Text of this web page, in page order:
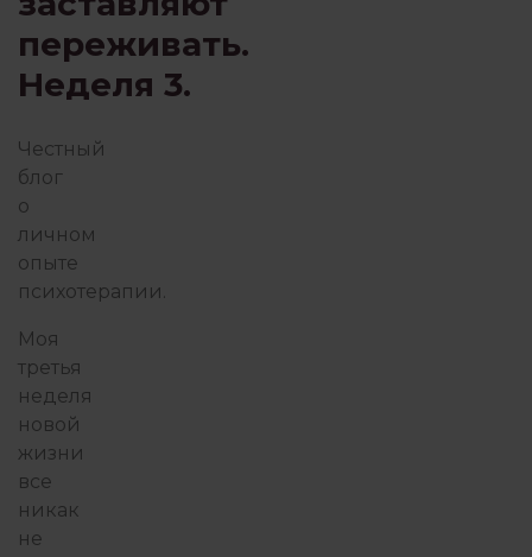
переживать.
Неделя 3.
Честный
блог
о
личном
опыте
психотерапии.
Моя
третья
неделя
новой
жизни
все
никак
не